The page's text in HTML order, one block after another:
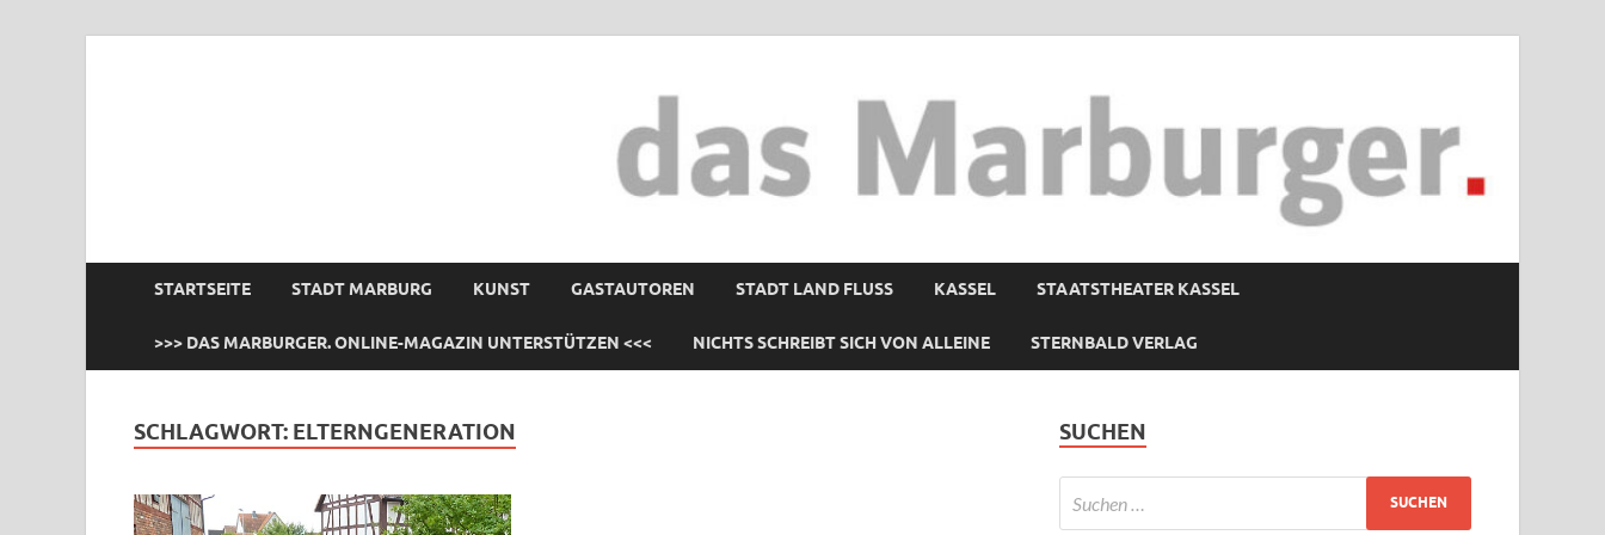
STARTSEITE STADT MARBURG KUNST GASTAUTOREN STADT LAND FLUSS KASSEL STAATSTHEATER KASSEL
>>> DAS MARBURGER. ONLINE-MAGAZIN UNTERSTÜTZEN <<< NICHTS SCHREIBT SICH VON ALLEINE STERNBALD VERLAG
SCHLAGWORT: ELTERNGENERATION SUCHEN